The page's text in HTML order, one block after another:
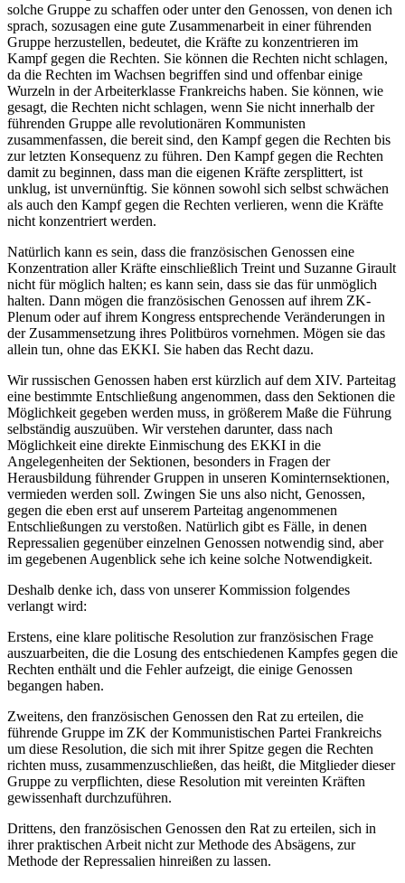
solche Gruppe zu schaffen oder unter den Genossen, von denen ich
sprach, sozusagen eine gute Zusammenarbeit in einer führenden
Gruppe herzustellen, bedeutet, die Kräfte zu konzentrieren im
Kampf gegen die Rechten. Sie können die Rechten nicht schlagen,
da die Rechten im Wachsen begriffen sind und offenbar einige
Wurzeln in der Arbeiterklasse Frankreichs haben. Sie können, wie
gesagt, die Rechten nicht schlagen, wenn Sie nicht innerhalb der
führenden Gruppe alle revolutionären Kommunisten
zusammenfassen, die bereit sind, den Kampf gegen die Rechten bis
zur letzten Konsequenz zu führen. Den Kampf gegen die Rechten
damit zu beginnen, dass man die eigenen Kräfte zersplittert, ist
unklug, ist unvernünftig. Sie können sowohl sich selbst schwächen
als auch den Kampf gegen die Rechten verlieren, wenn die Kräfte
nicht konzentriert werden.
Natürlich kann es sein, dass die französischen Genossen eine
Konzentration aller Kräfte einschließlich Treint und Suzanne Girault
nicht für möglich halten; es kann sein, dass sie das für unmöglich
halten. Dann mögen die französischen Genossen auf ihrem ZK-
Plenum oder auf ihrem Kongress entsprechende Veränderungen in
der Zusammensetzung ihres Politbüros vornehmen. Mögen sie das
allein tun, ohne das EKKI. Sie haben das Recht dazu.
Wir russischen Genossen haben erst kürzlich auf dem XIV. Parteitag
eine bestimmte Entschließung angenommen, dass den Sektionen die
Möglichkeit gegeben werden muss, in größerem Maße die Führung
selbständig auszuüben. Wir verstehen darunter, dass nach
Möglichkeit eine direkte Einmischung des EKKI in die
Angelegenheiten der Sektionen, besonders in Fragen der
Herausbildung führender Gruppen in unseren Kominternsektionen,
vermieden werden soll. Zwingen Sie uns also nicht, Genossen,
gegen die eben erst auf unserem Parteitag angenommenen
Entschließungen zu verstoßen. Natürlich gibt es Fälle, in denen
Repressalien gegenüber einzelnen Genossen notwendig sind, aber
im gegebenen Augenblick sehe ich keine solche Notwendigkeit.
Deshalb denke ich, dass von unserer Kommission folgendes
verlangt wird:
Erstens, eine klare politische Resolution zur französischen Frage
auszuarbeiten, die die Losung des entschiedenen Kampfes gegen die
Rechten enthält und die Fehler aufzeigt, die einige Genossen
begangen haben.
Zweitens, den französischen Genossen den Rat zu erteilen, die
führende Gruppe im ZK der Kommunistischen Partei Frankreichs
um diese Resolution, die sich mit ihrer Spitze gegen die Rechten
richten muss, zusammenzuschließen, das heißt, die Mitglieder dieser
Gruppe zu verpflichten, diese Resolution mit vereinten Kräften
gewissenhaft durchzuführen.
Drittens, den französischen Genossen den Rat zu erteilen, sich in
ihrer praktischen Arbeit nicht zur Methode des Absägens, zur
Methode der Repressalien hinreißen zu lassen.